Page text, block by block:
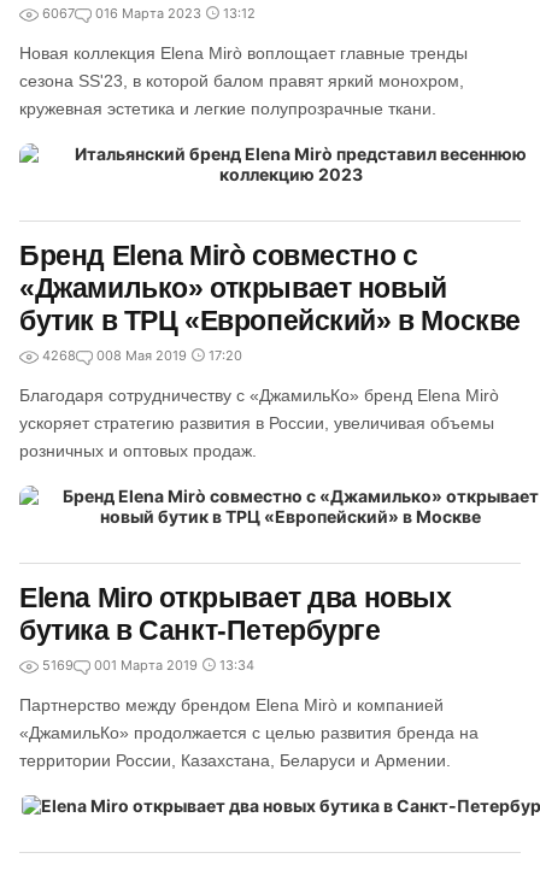
6067 016 Марта 2023 13:12
Новая коллекция Elena Mirò воплощает главные тренды
сезона SS'23, в которой балом правят яркий монохром,
кружевная эстетика и легкие полупрозрачные ткани.
Бренд Elena Mirò совместно с
«Джамилько» открывает новый
бутик в ТРЦ «Европейский» в Москве
4268 008 Мая 2019 17:20
Благодаря сотрудничеству с «ДжамильКо» бренд Elena Mirò
ускоряет стратегию развития в России, увеличивая объемы
розничных и оптовых продаж.
Elena Miro открывает два новых
бутика в Санкт-Петербурге
5169 001 Марта 2019 13:34
Партнерство между брендом Elena Mirò и компанией
«ДжамильКо» продолжается с целью развития бренда на
территории России, Казахстана, Беларуси и Армении.